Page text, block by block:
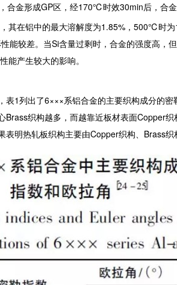
合金形成GP区，经170℃时效30min后，合
在铝中的最大溶解度为1.85%，500℃时
能较差。当Si含量过剩时，合金的强度高，
能产生较大的影响。
1列出了6×××系铝合金的主要织构成分的密
织构越多，而越靠近板材表面Copper
明热轧板织构主要由Copper织构、Brass织